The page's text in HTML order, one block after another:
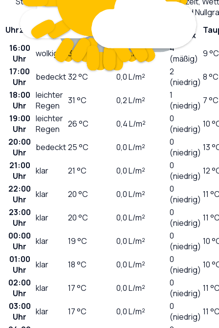
Niederschlag, UV-Index, Taupunkt und
Uhrzeit
Temperatur
Index
16:00
Uhr
wolkig 32 °C 0,0 L/m²
4
(mäßig) 9 °C
17:00
Uhr
bedeckt32°C 0,0L/m²
2
(niedrig) 8 °C
18:00
Uhr
leichter
Regen
31 °C 0,2L/m²
1
(niedrig) 7 °C
19:00
Uhr
leichter
Regen
26°C 0,4L/m²
0
(niedrig) 10
20:00
Uhr
bedeckt25°C 0,0L/m²
0
(niedrig) 13
21:00
Uhr
klar 21 °C 0,0L/m²
0
(niedrig) 12
22:00
Uhr
klar 20°C 0,0L/m²
0
(niedrig) 11
23:00
Uhr
klar 20°C 0,0L/m²
0
(niedrig) 11
00:00
Uhr
klar 19°C 0,0L/m²
0
(niedrig) 10
01:00
Uhr
klar 18°C 0,0L/m²
0
(niedrig) 10
02:00
Uhr
klar 17°C 0,0L/m²
0
(niedrig) 11
03:00
Uhr
klar 17°C 0,0L/m²
0
(niedrig) 11